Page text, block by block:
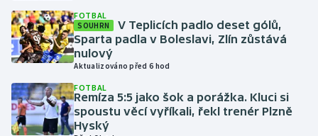
Jezdectví
Judo
Krasobruslení
Lezení
FOTBAL
SOUHRN
V Teplicích padlo deset gólů,
Sparta padla v Boleslavi, Zlín zůstává
nulový
Aktualizováno před 6 hod
FOTBAL
Remíza 5:5 jako šok a porážka. Kluci si
spoustu věcí vyříkali, řekl trenér Plzně
Hyský